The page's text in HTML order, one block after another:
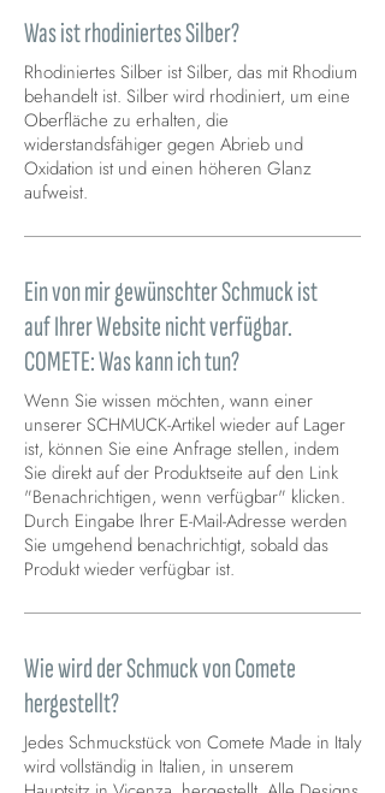
Was ist rhodiniertes Silber?
Rhodiniertes Silber ist Silber, das mit Rhodium
behandelt ist. Silber wird rhodiniert, um eine
Oberfläche zu erhalten, die
widerstandsfähiger gegen Abrieb und
Oxidation ist und einen höheren Glanz
aufweist.
Ein von mir gewünschter Schmuck ist
auf Ihrer Website nicht verfügbar.
COMETE: Was kann ich tun?
Wenn Sie wissen möchten, wann einer
unserer SCHMUCK-Artikel wieder auf Lager
ist, können Sie eine Anfrage stellen, indem
Sie direkt auf der Produktseite auf den Link
"Benachrichtigen, wenn verfügbar" klicken.
Durch Eingabe Ihrer E-Mail-Adresse werden
Sie umgehend benachrichtigt, sobald das
Produkt wieder verfügbar ist.
Wie wird der Schmuck von Comete
hergestellt?
Jedes Schmuckstück von Comete Made in Italy
wird vollständig in Italien, in unserem